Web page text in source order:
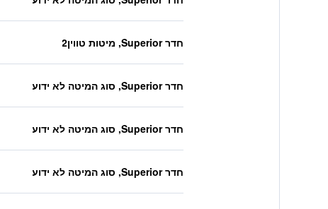
חדר Superior, מיטות טווין2
חדר Superior, סוג המיטה לא ידוע
חדר Superior, סוג המיטה לא ידוע
חדר Superior, סוג המיטה לא ידוע